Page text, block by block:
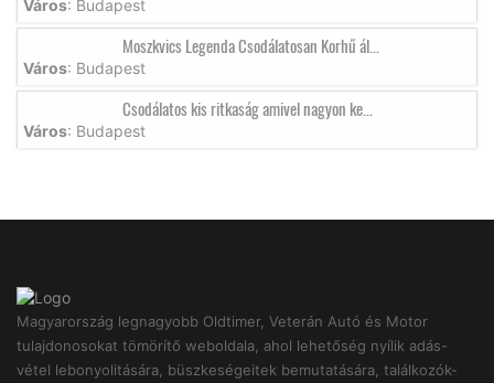
Város: Budapest
Moszkvics Legenda Csodálatosan Korhű ál...
Város: Budapest
Csodálatos kis ritkaság amivel nagyon ke...
Város: Budapest
Magyarország legnagyobb Oldtimer, Veterán Autó és Motor
tulajdonosokat tömörítő weboldala, ahol lehetőség nyílik adás-
vétel lebonyolitására, büszkeségeitek bemutatására, találkozók-